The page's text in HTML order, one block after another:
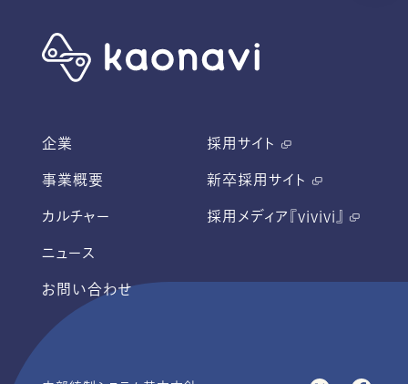
企業
事業概要
カルチャー
ニュース
お問い合わせ
採用サイト
新卒採用サイト
採用メディア『vivivi』